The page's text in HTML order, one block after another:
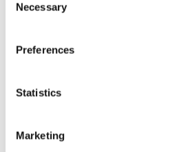
Selection
Necessary
Preferences
Statistics
Marketing